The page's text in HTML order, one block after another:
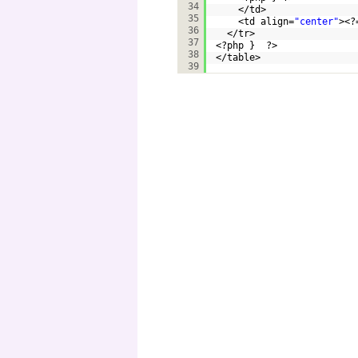
34
35
36
37
38
39
</td>
<td align="center"
</tr>
<?php }  ?>
</table>